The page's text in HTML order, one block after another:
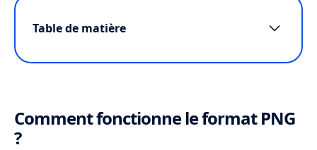
Table de matière
Comment fonctionne le format PNG ?
Comment fonctionne le format PNG
?